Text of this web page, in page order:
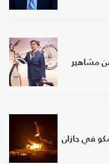
مشاهير
في جازان